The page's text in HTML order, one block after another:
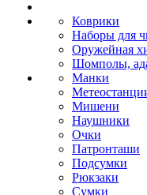
Коврики
Наборы для
Оружейная
Шомполы,
Манки
Мишени
Наушники
Очки
Патронташи
Подсумки
Рюкзаки
Сумки